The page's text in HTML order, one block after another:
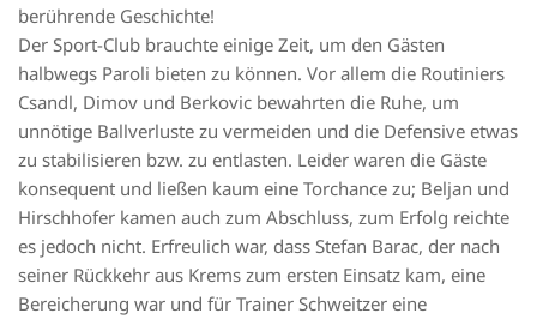
berührende Geschichte!
Der Sport-Club brauchte einige Zeit, um den Gästen
halbwegs Paroli bieten zu können. Vor allem die Routiniers
Csandl, Dimov und Berkovic bewahrten die Ruhe, um
unnötige Ballverluste zu vermeiden und die Defensive etwas
zu stabilisieren bzw. zu entlasten. Leider waren die Gäste
konsequent und ließen kaum eine Torchance zu; Beljan und
Hirschhofer kamen auch zum Abschluss, zum Erfolg reichte
es jedoch nicht. Erfreulich war, dass Stefan Barac, der nach
seiner Rückkehr aus Krems zum ersten Einsatz kam, eine
Bereicherung war und für Trainer Schweitzer eine